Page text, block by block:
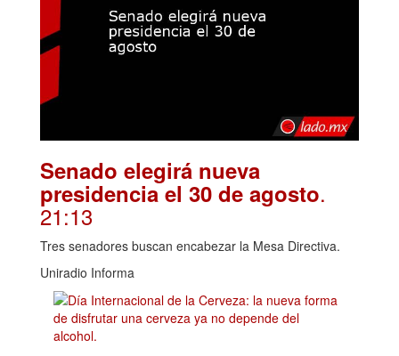
Senado elegirá nueva
presidencia el 30 de agosto.
21:13
Tres senadores buscan encabezar la Mesa Directiva.
Uniradio Informa